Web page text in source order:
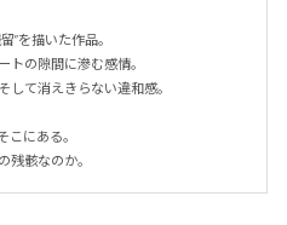
”を描いた作品。
トの隙間に滲む感情。
して消えきらない違和感。
こにある。
残骸なのか。